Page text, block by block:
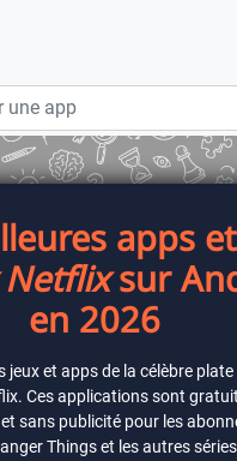
apps
Netflixsur
en 2026
jeux et apps de la célèbre
Ces applications sont
sans publicité pour les
Things et les autres